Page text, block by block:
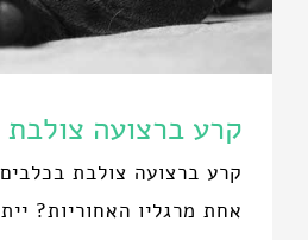
קרע ברצועה צולבת
קרע ברצועה צולבת
אחת מרגליו האחוריות?